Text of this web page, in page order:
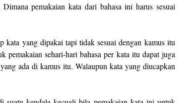
pemakaian kata dari bahasa ini harus sesuai
kata yang dipakai tapi tidak sesuai dengan kamus itu
pemakaian sehari-hari bahasa per kata itu dapat juga
ada di kamus itu. Walaupun kata yang diucapkan